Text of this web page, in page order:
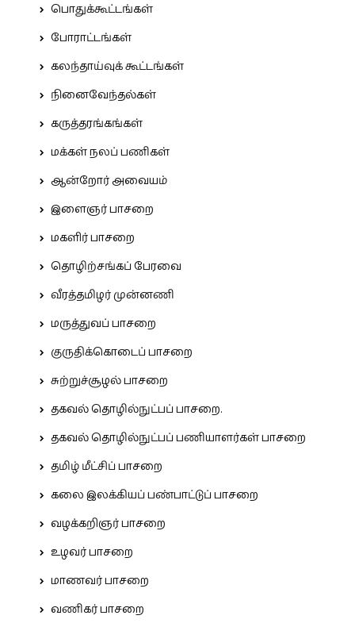
பொதுக்கூட்டங்கள்
போராட்டங்கள்
கலந்தாய்வுக் கூட்டங்கள்
நினைவேந்தல்கள்
கருத்தரங்கங்கள்
மக்கள் நலப் பணிகள்
ஆன்றோர் அவையம்
இளைஞர் பாசறை
மகளிர் பாசறை
தொழிற்சங்கப் பேரவை
வீரத்தமிழர் முன்னணி
மருத்துவப் பாசறை
குருதிக்கொடைப் பாசறை
சுற்றுச்சூழல் பாசறை
தகவல் தொழில்நுட்பப் பாசறை.
தகவல் தொழில்நுட்பப் பணியாளர்கள் பாசறை
தமிழ் மீட்சிப் பாசறை
கலை இலக்கியப் பண்பாட்டுப் பாசறை
வழக்கறிஞர் பாசறை
உழவர் பாசறை
மாணவர் பாசறை
வணிகர் பாசறை